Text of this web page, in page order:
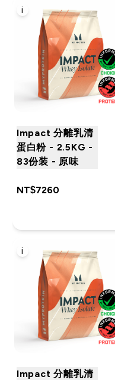
i
Impact 分離乳清
蛋白粉 - 2.5KG -
83份装 - 原味
NT$7260‎
i
Impact 分離乳清